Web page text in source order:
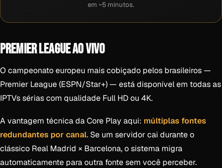
em ~5 minutos.
PREMIER LEAGUE AO VIVO
O campeonato europeu mais cobiçado pelos brasileiros —
Premier League (ESPN/Star+) — está disponível em todas as
IPTVs sérias com qualidade Full HD ou 4K.
A vantagem técnica da Core Play aqui: múltiplas fontes
redundantes por canal. Se um servidor cai durante o
clássico Real Madrid × Barcelona, o sistema migra
automaticamente para outra fonte sem você perceber.